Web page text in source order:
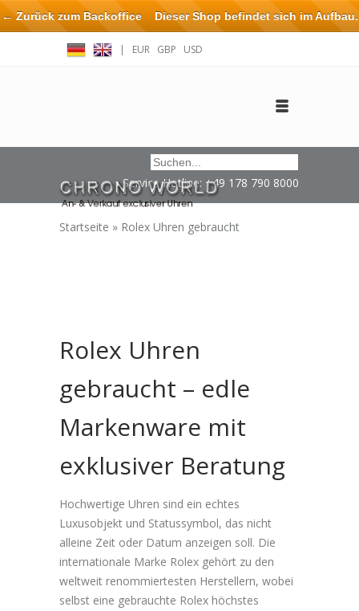
| EUR GBP USD
Service Hotline: +49 178 790 8000
Startseite » Rolex Uhren gebraucht
Rolex Uhren
gebraucht – edle
Markenware mit
exklusiver Beratung
Hochwertige Uhren sind ein echtes
Luxusobjekt und Statussymbol, das nicht
alleine Zeit oder Datum anzeigen soll. Die
internationale Marke Rolex gehört zu den
weltweit renommiertesten Herstellern, wobei
selbst eine gebrauchte Rolex höchstes
← Zurück zum BackofficeDieser Shop befindet sich im Aufbau.
Eventuell können nicht alle Bestellungen eingehalten oder erfüllt